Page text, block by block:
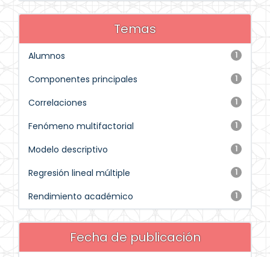
Temas
1
Alumnos
1
Componentes principales
1
Correlaciones
1
Fenómeno multifactorial
1
Modelo descriptivo
1
Regresión lineal múltiple
1
Rendimiento académico
Fecha de publicación